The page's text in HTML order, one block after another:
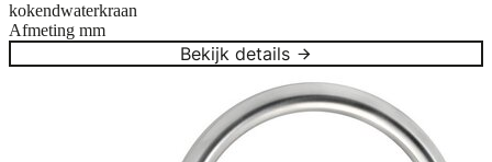
kokendwaterkraan
Afmeting mm
Bekijk details